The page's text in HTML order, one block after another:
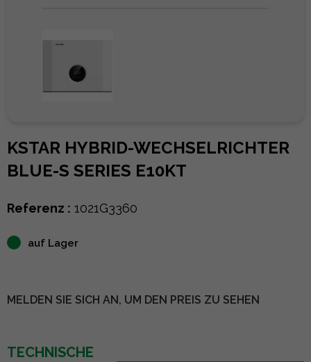
KSTAR HYBRID-WECHSELRICHTER
BLUE-S SERIES E10KT
Referenz : 1021G3360
auf Lager
MELDEN SIE SICH AN, UM DEN PREIS ZU SEHEN
TECHNISCHE